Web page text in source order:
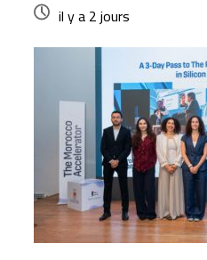
il y a 2 jours